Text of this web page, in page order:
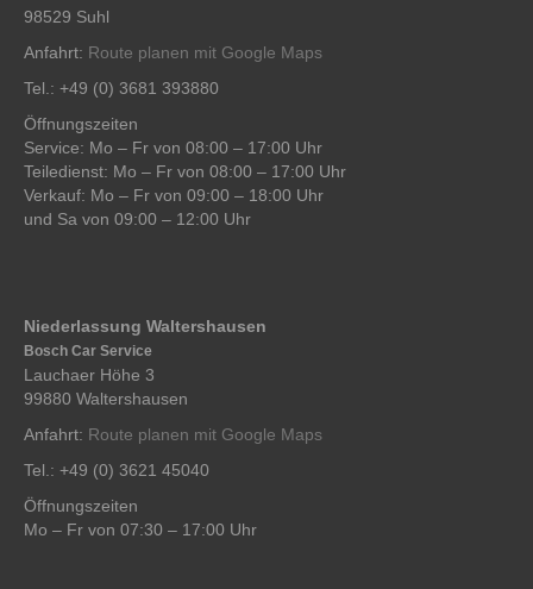
98529 Suhl
Anfahrt: Route planen mit Google Maps
Tel.: +49 (0) 3681 393880
Öffnungszeiten
Service: Mo – Fr von 08:00 – 17:00 Uhr
Teiledienst: Mo – Fr von 08:00 – 17:00 Uhr
Verkauf: Mo – Fr von 09:00 – 18:00 Uhr
und Sa von 09:00 – 12:00 Uhr
Niederlassung Waltershausen
Bosch Car Service
Lauchaer Höhe 3
99880 Waltershausen
Anfahrt: Route planen mit Google Maps
Tel.: +49 (0) 3621 45040
Öffnungszeiten
Mo – Fr von 07:30 – 17:00 Uhr